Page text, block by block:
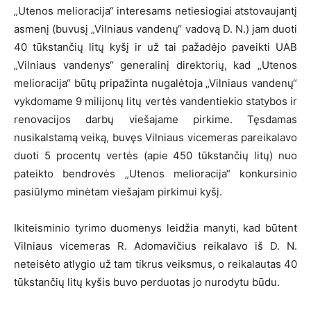
„Utenos melioracija“ interesams netiesiogiai atstovaujantį
asmenį (buvusį „Vilniaus vandenų“ vadovą D. N.) jam duoti
40 tūkstančių litų kyšį ir už tai pažadėjo paveikti UAB
„Vilniaus vandenys“ generalinį direktorių, kad „Utenos
melioracija“ būtų pripažinta nugalėtoja „Vilniaus vandenų“
vykdomame 9 milijonų litų vertės vandentiekio statybos ir
renovacijos darbų viešajame pirkime. Tęsdamas
nusikalstamą veiką, buvęs Vilniaus vicemeras pareikalavo
duoti 5 procentų vertės (apie 450 tūkstančių litų) nuo
pateikto bendrovės „Utenos melioracija“ konkursinio
pasiūlymo minėtam viešajam pirkimui kyšį.
Ikiteisminio tyrimo duomenys leidžia manyti, kad būtent
Vilniaus vicemeras R. Adomavičius reikalavo iš D. N.
neteisėto atlygio už tam tikrus veiksmus, o reikalautas 40
tūkstančių litų kyšis buvo perduotas jo nurodytu būdu.